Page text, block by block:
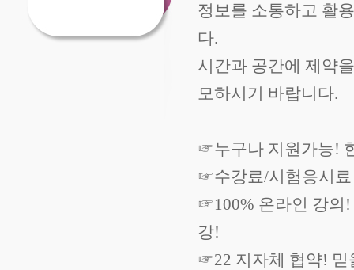
정보를 소통하고 활
다.
시간과 공간에 제약
모하시기 바랍니다.
☞누구나 지원가능!
☞수강료/시험응시
☞100% 온라인 강의
강!
☞22 지자체 협약! 믿